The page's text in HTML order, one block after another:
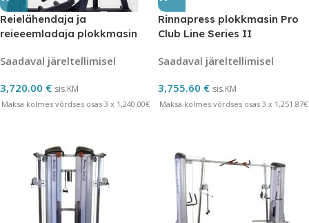
Reielähendaja ja
reieeemladaja plokkmasin
Saadaval järeltellimisel
3,720.00 € sis.KM
Maksa kolmes võrdses osas 3 x 1,240.00€
Rinnapress plokkmasin Pro
Club Line Series II
Saadaval järeltellimisel
3,755.60 € sis.KM
Maksa kolmes võrdses osas 3 x 1,251.87€